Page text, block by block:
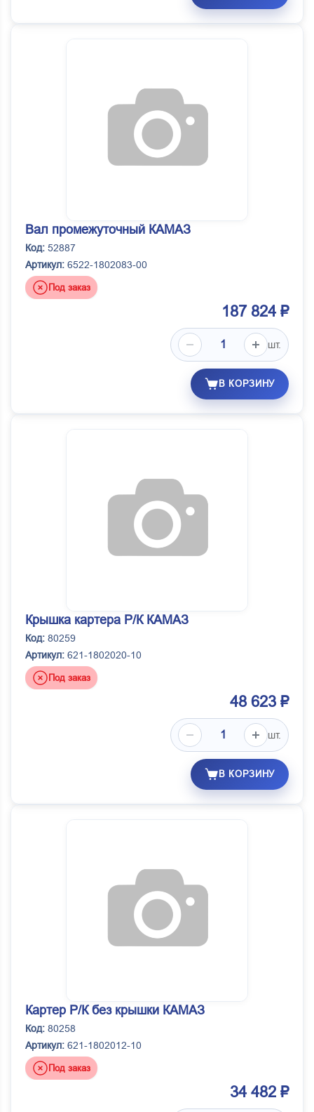
Вал промежуточный КАМАЗ
Код: 52887
Артикул: 6522-1802083-00
Под заказ
187 824 ₽
шт.
В КОРЗИНУ
Крышка картера Р/К КАМАЗ
Код: 80259
Артикул: 621-1802020-10
Под заказ
48 623 ₽
шт.
В КОРЗИНУ
Картер Р/К без крышки КАМАЗ
Код: 80258
Артикул: 621-1802012-10
Под заказ
34 482 ₽